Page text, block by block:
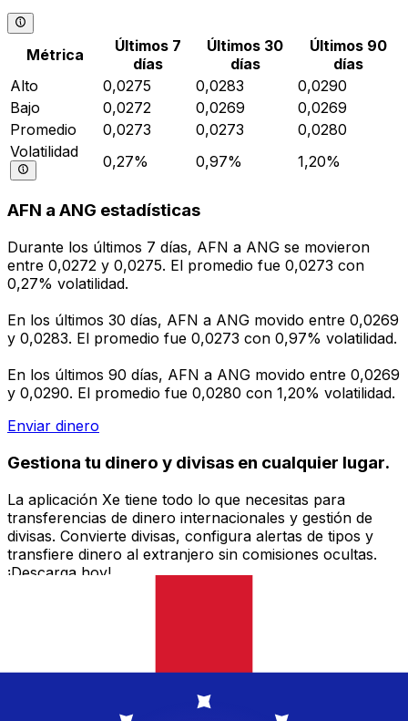
Métrica
Últimos 7
días
Últimos 30
días
Últimos 90
días
Alto
0,0275 0,0283
0,0290
Bajo
0,0272 0,0269
0,0269
Promedio
0,0273 0,0273
0,0280
Volatilidad
0,27% 0,97% 1,20%
AFN a ANG estadísticas
Durante los últimos 7 días, AFN a ANG se movieron
entre 0,0272 y 0,0275. El promedio fue 0,0273 con
0,27% volatilidad.
En los últimos 30 días, AFN a ANG movido entre 0,0269
y 0,0283. El promedio fue 0,0273 con 0,97% volatilidad.
En los últimos 90 días, AFN a ANG movido entre 0,0269
y 0,0290. El promedio fue 0,0280 con 1,20% volatilidad.
Enviar dinero
Gestiona tu dinero y divisas en cualquier lugar.
La aplicación Xe tiene todo lo que necesitas para
transferencias de dinero internacionales y gestión de
divisas. Convierte divisas, configura alertas de tipos y
transfiere dinero al extranjero sin comisiones ocultas.
¡Descarga hoy!